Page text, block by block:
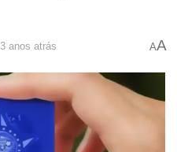
3 anos atrás AA